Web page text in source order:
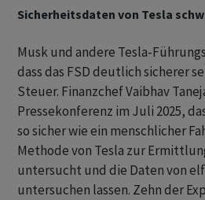
Sicherheitsdaten von Tesla
Musk und andere Tesla-
dass das FSD deutlich sicherer
Steuer. Finanzchef Vaibhav
Pressekonferenz im Juli 2025,
so sicher wie ein menschlicher
Methode von Tesla zur
untersucht und die Daten von
untersuchen lassen. Zehn der